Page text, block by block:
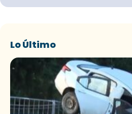
Lo Último